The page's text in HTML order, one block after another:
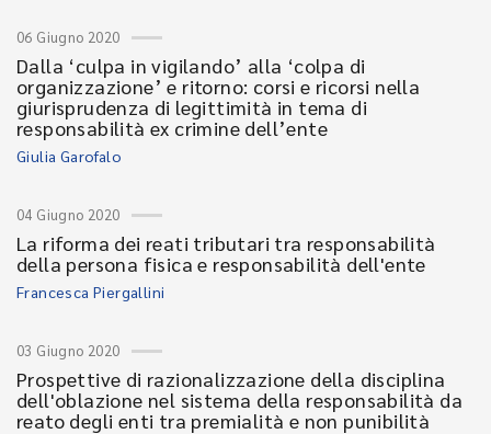
06 Giugno 2020
Dalla ‘culpa in vigilando’ alla ‘colpa di
organizzazione’ e ritorno: corsi e ricorsi nella
giurisprudenza di legittimità in tema di
responsabilità ex crimine dell’ente
Giulia Garofalo
04 Giugno 2020
La riforma dei reati tributari tra responsabilità
della persona fisica e responsabilità dell'ente
Francesca Piergallini
03 Giugno 2020
Prospettive di razionalizzazione della disciplina
dell'oblazione nel sistema della responsabilità da
reato degli enti tra premialità e non punibilità